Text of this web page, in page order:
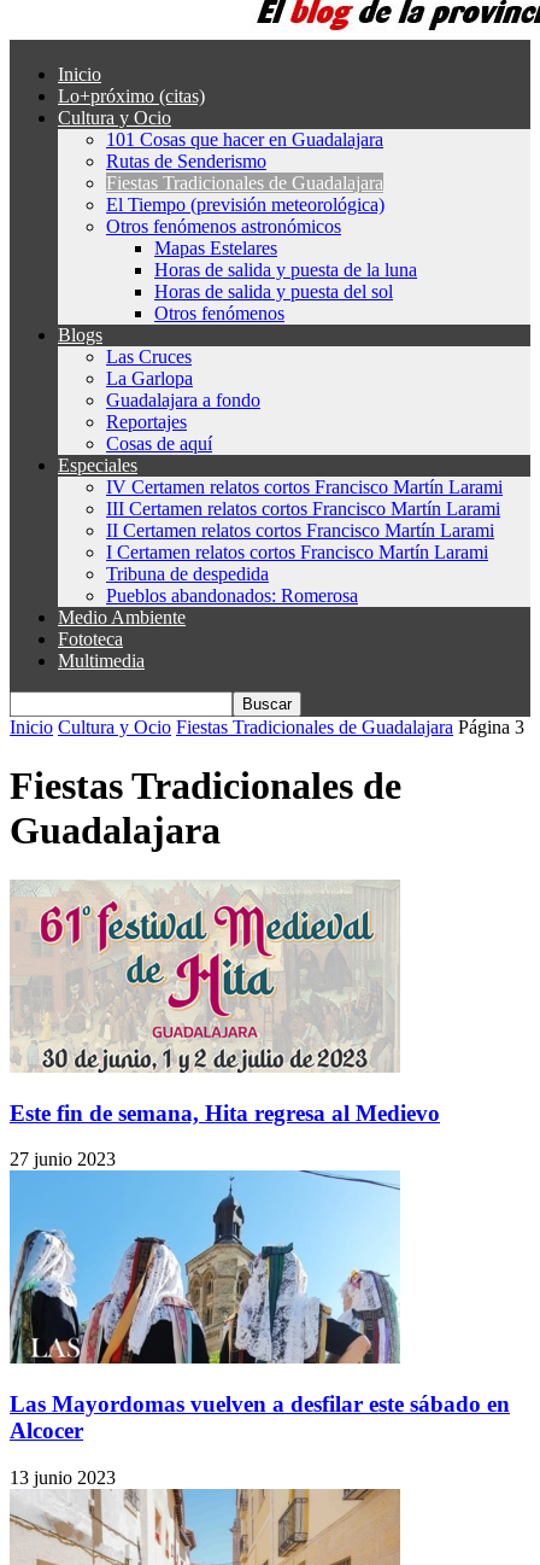
Inicio
Lo+próximo (citas)
Cultura y Ocio
101 Cosas que hacer en Guadalajara
Rutas de Senderismo
Fiestas Tradicionales de Guadalajara
El Tiempo (previsión meteorológica)
Otros fenómenos astronómicos
Mapas Estelares
Horas de salida y puesta de la luna
Horas de salida y puesta del sol
Otros fenómenos
Blogs
Las Cruces
La Garlopa
Guadalajara a fondo
Reportajes
Cosas de aquí
Especiales
IV Certamen relatos cortos Francisco Martín Larami
III Certamen relatos cortos Francisco Martín Larami
II Certamen relatos cortos Francisco Martín Larami
I Certamen relatos cortos Francisco Martín Larami
Tribuna de despedida
Pueblos abandonados: Romerosa
Medio Ambiente
Fototeca
Multimedia
Inicio Cultura y Ocio Fiestas Tradicionales de Guadalajara Página 3
Fiestas Tradicionales de
Guadalajara
Este fin de semana, Hita regresa al Medievo
27 junio 2023
Las Mayordomas vuelven a desfilar este sábado en
Alcocer
13 junio 2023